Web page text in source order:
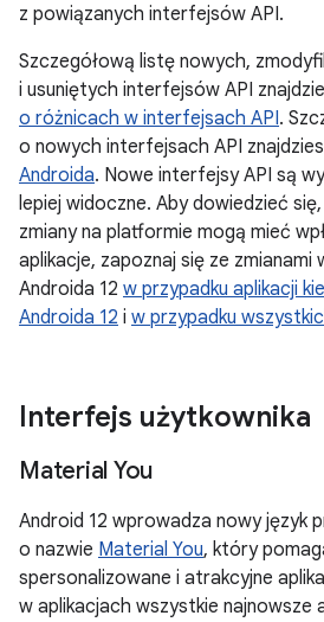
z powiązanych interfejsów API.
Szczegółową listę nowych,
i usuniętych interfejsów API
o różnicach w interfejsach API.
o nowych interfejsach API
Androida. Nowe interfejsy API są
lepiej widoczne. Aby dowiedzieć
zmiany na platformie mogą mieć
aplikacje, zapoznaj się ze zmianami
Androida 12 w przypadku aplikacji
Androida 12 i w przypadku
Interfejs użytkownika
Material You
Android 12 wprowadza nowy język
o nazwie Material You, który
spersonalizowane i atrakcyjne
w aplikacjach wszystkie najnowsze